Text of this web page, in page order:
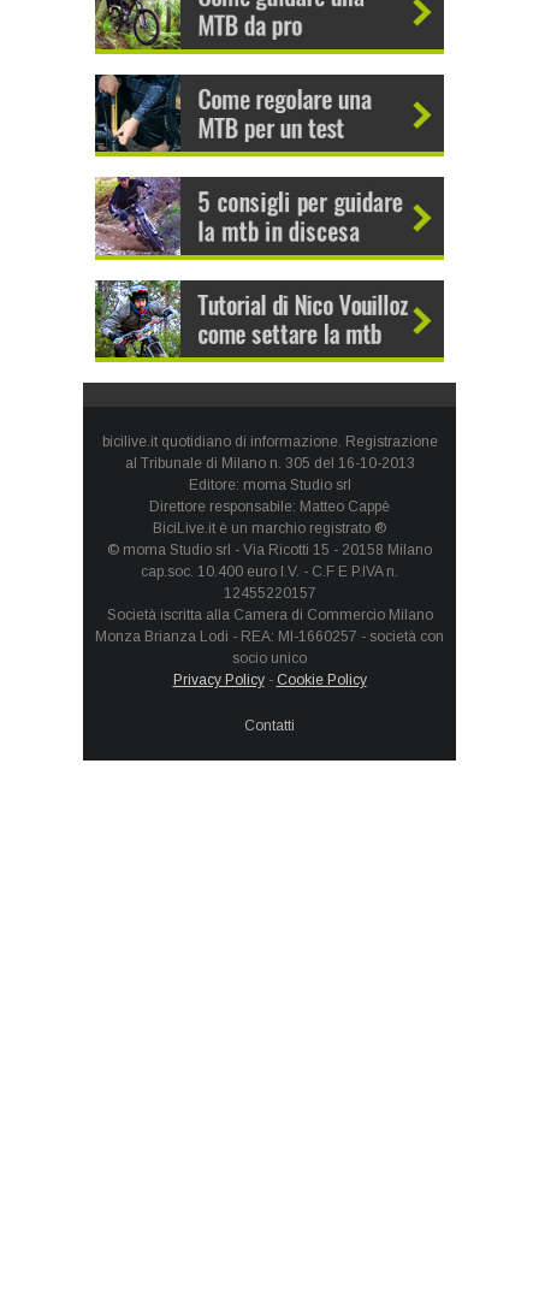
bicilive.it quotidiano di informazione. Registrazione
al Tribunale di Milano n. 305 del 16-10-2013
Editore: moma Studio srl
Direttore responsabile: Matteo Cappè
BiciLive.it è un marchio registrato ®
© moma Studio srl - Via Ricotti 15 - 20158 Milano
cap.soc. 10.400 euro I.V. - C.F E P.IVA n.
12455220157
Società iscritta alla Camera di Commercio Milano
Monza Brianza Lodi - REA: MI-1660257 - società con
socio unico
Privacy Policy- Cookie Policy
Contatti